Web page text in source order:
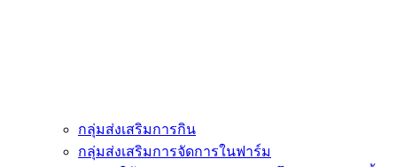
กลุ่มส่งเสริมการกิน
กลุ่มส่งเสริมการจัดการในฟาร์ม